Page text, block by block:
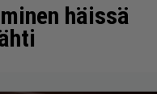
häissä